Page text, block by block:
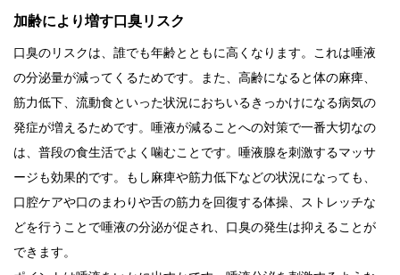
加齢により増す口臭リスク
口臭のリスクは、誰でも年齢とともに高くなります。これは唾液
の分泌量が減ってくるためです。また、高齢になると体の麻痺、
筋力低下、流動食といった状況におちいるきっかけになる病気の
発症が増えるためです。唾液が減ることへの対策で一番大切なの
は、普段の食生活でよく噛むことです。唾液腺を刺激するマッサ
ージも効果的です。もし麻痺や筋力低下などの状況になっても、
口腔ケアや口のまわりや舌の筋力を回復する体操、ストレッチな
どを行うことで唾液の分泌が促され、口臭の発生は抑えることが
できます。